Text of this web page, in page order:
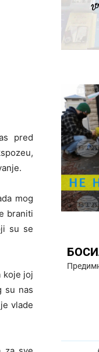
pred
mog
braniti
su se
koje joj
su nas
vlade